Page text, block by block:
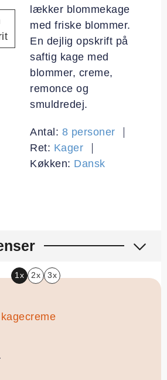
lækker blommekage
med friske blommer.
En dejlig opskrift på
saftig kage med
blommer, creme,
remonce og
smuldredej.
Antal: 8 personer
Ret: Kager
Køkken: Dansk
1x 2x 3x
kagecreme